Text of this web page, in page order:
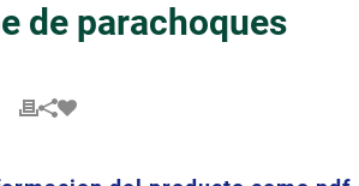
de parachoques